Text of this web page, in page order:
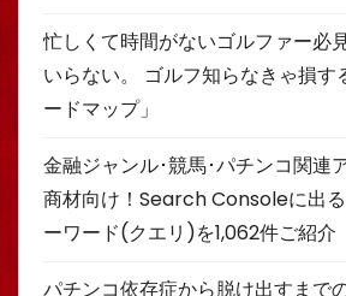
忙しくて時間がないゴルファー必
いらない。 ゴルフ知らなきゃ損す
ードマップ」
金融ジャンル･競馬･パチンコ関連
商材向け！Search Consoleに出
ーワード(クエリ)を1,062件ご紹介
パチンコ依存症から脱け出すまで